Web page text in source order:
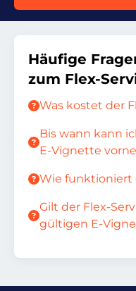
Häufige
zum Flex-
Was kostet der
Bis wann kann
E-Vignette
Wie funktioniert
Gilt der Flex-
gültigen E-